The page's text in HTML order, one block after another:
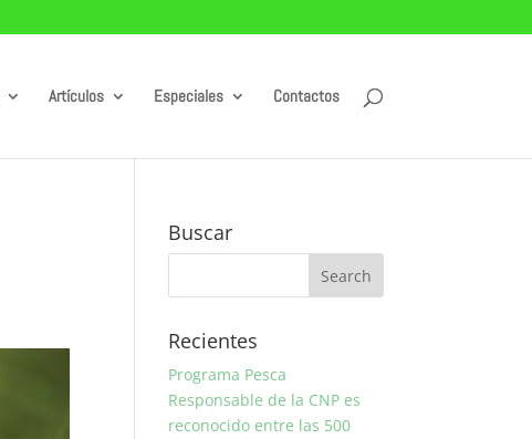
Artículos Especiales Contactos
Buscar
Recientes
Programa Pesca
Responsable de la CNP es
reconocido entre las 500